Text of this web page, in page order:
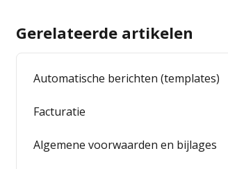
Gerelateerde artikelen
Automatische berichten (templates)
Facturatie
Algemene voorwaarden en bijlages